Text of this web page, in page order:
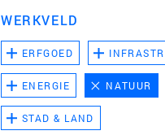
WERKVELD
ERFGOED
ENERGIE NATUUR
STAD & LAND